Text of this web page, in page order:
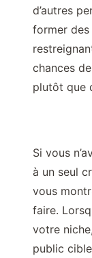
d’autres
former des
chances
plutôt que
Si vous
à un seul
vous
faire.
votre
public